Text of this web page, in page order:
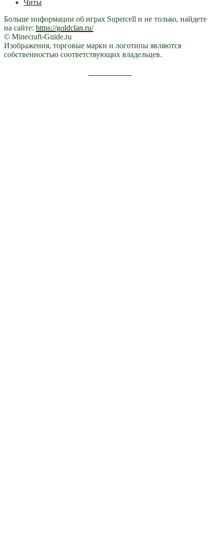
Читы
Больше информации об играх Supercell и не только, найдете
на сайте: https://goldclan.ru/
© Minecraft-Guide.ru
Изображения, торговые марки и логотипы являются
собственностью соответствующих владельцев.